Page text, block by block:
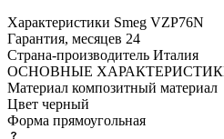
Характеристики Smeg VZP76N
Гарантия, месяцев 24
Страна-производитель Италия
ОСНОВНЫЕ
Материал композитный материал
Цвет черный
Форма прямоугольная